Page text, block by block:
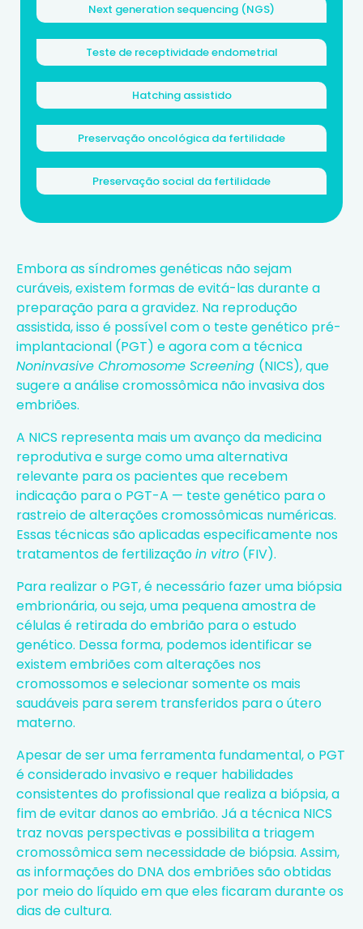
Next generation sequencing (NGS)
Teste de receptividade endometrial
Hatching assistido
Preservação oncológica da fertilidade
Preservação social da fertilidade
Embora as síndromes genéticas não sejam
curáveis, existem formas de evitá-las durante a
preparação para a gravidez. Na reprodução
assistida, isso é possível com o teste genético pré-
implantacional (PGT) e agora com a técnica
Noninvasive Chromosome Screening (NICS), que
sugere aanálise cromossômica não invasiva dos
embriões.
A NICS representa mais um avanço da medicina
reprodutiva e surge como uma alternativa
relevante para os pacientes que recebem
indicação para o PGT-A — teste genético para o
rastreio de alterações cromossômicas numéricas.
Essas técnicas são aplicadas especificamente nos
tratamentos de fertilizaçãoin vitro (FIV).
Para realizar o PGT, é necessário fazer uma biópsia
embrionária, ou seja, uma pequena amostra de
células é retirada do embrião para o estudo
genético. Dessa forma, podemos identificar se
existem embriões com alterações nos
cromossomos e selecionar somente os mais
saudáveis para serem transferidos para o útero
materno.
Apesar de ser uma ferramenta fundamental, o PGT
é considerado invasivo e requer habilidades
consistentes do profissional que realiza a biópsia, a
fim de evitar danos ao embrião. Já a técnica NICS
traz novas perspectivase possibilita a triagem
cromossômica sem necessidade de biópsia. Assim,
as informações do DNA dos embriões são obtidas
por meio do líquido em que eles ficaram durante os
dias de cultura.